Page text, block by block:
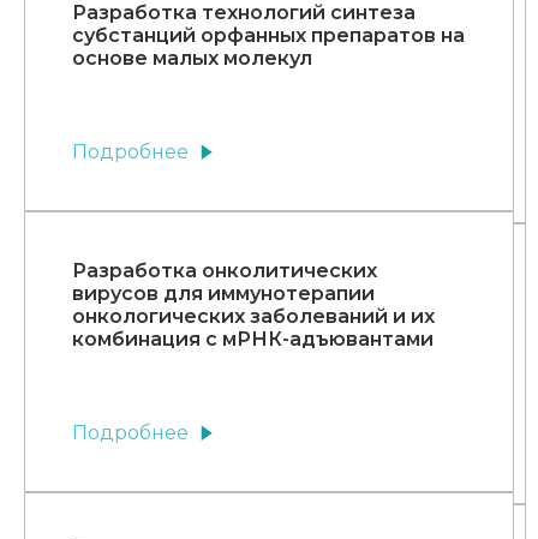
Разработка технологий синтеза
субстанций орфанных препаратов на
основе малых молекул
Подробнее
Разработка онколитических
вирусов для иммунотерапии
онкологических заболеваний и их
комбинация с мРНК-адъювантами
Подробнее